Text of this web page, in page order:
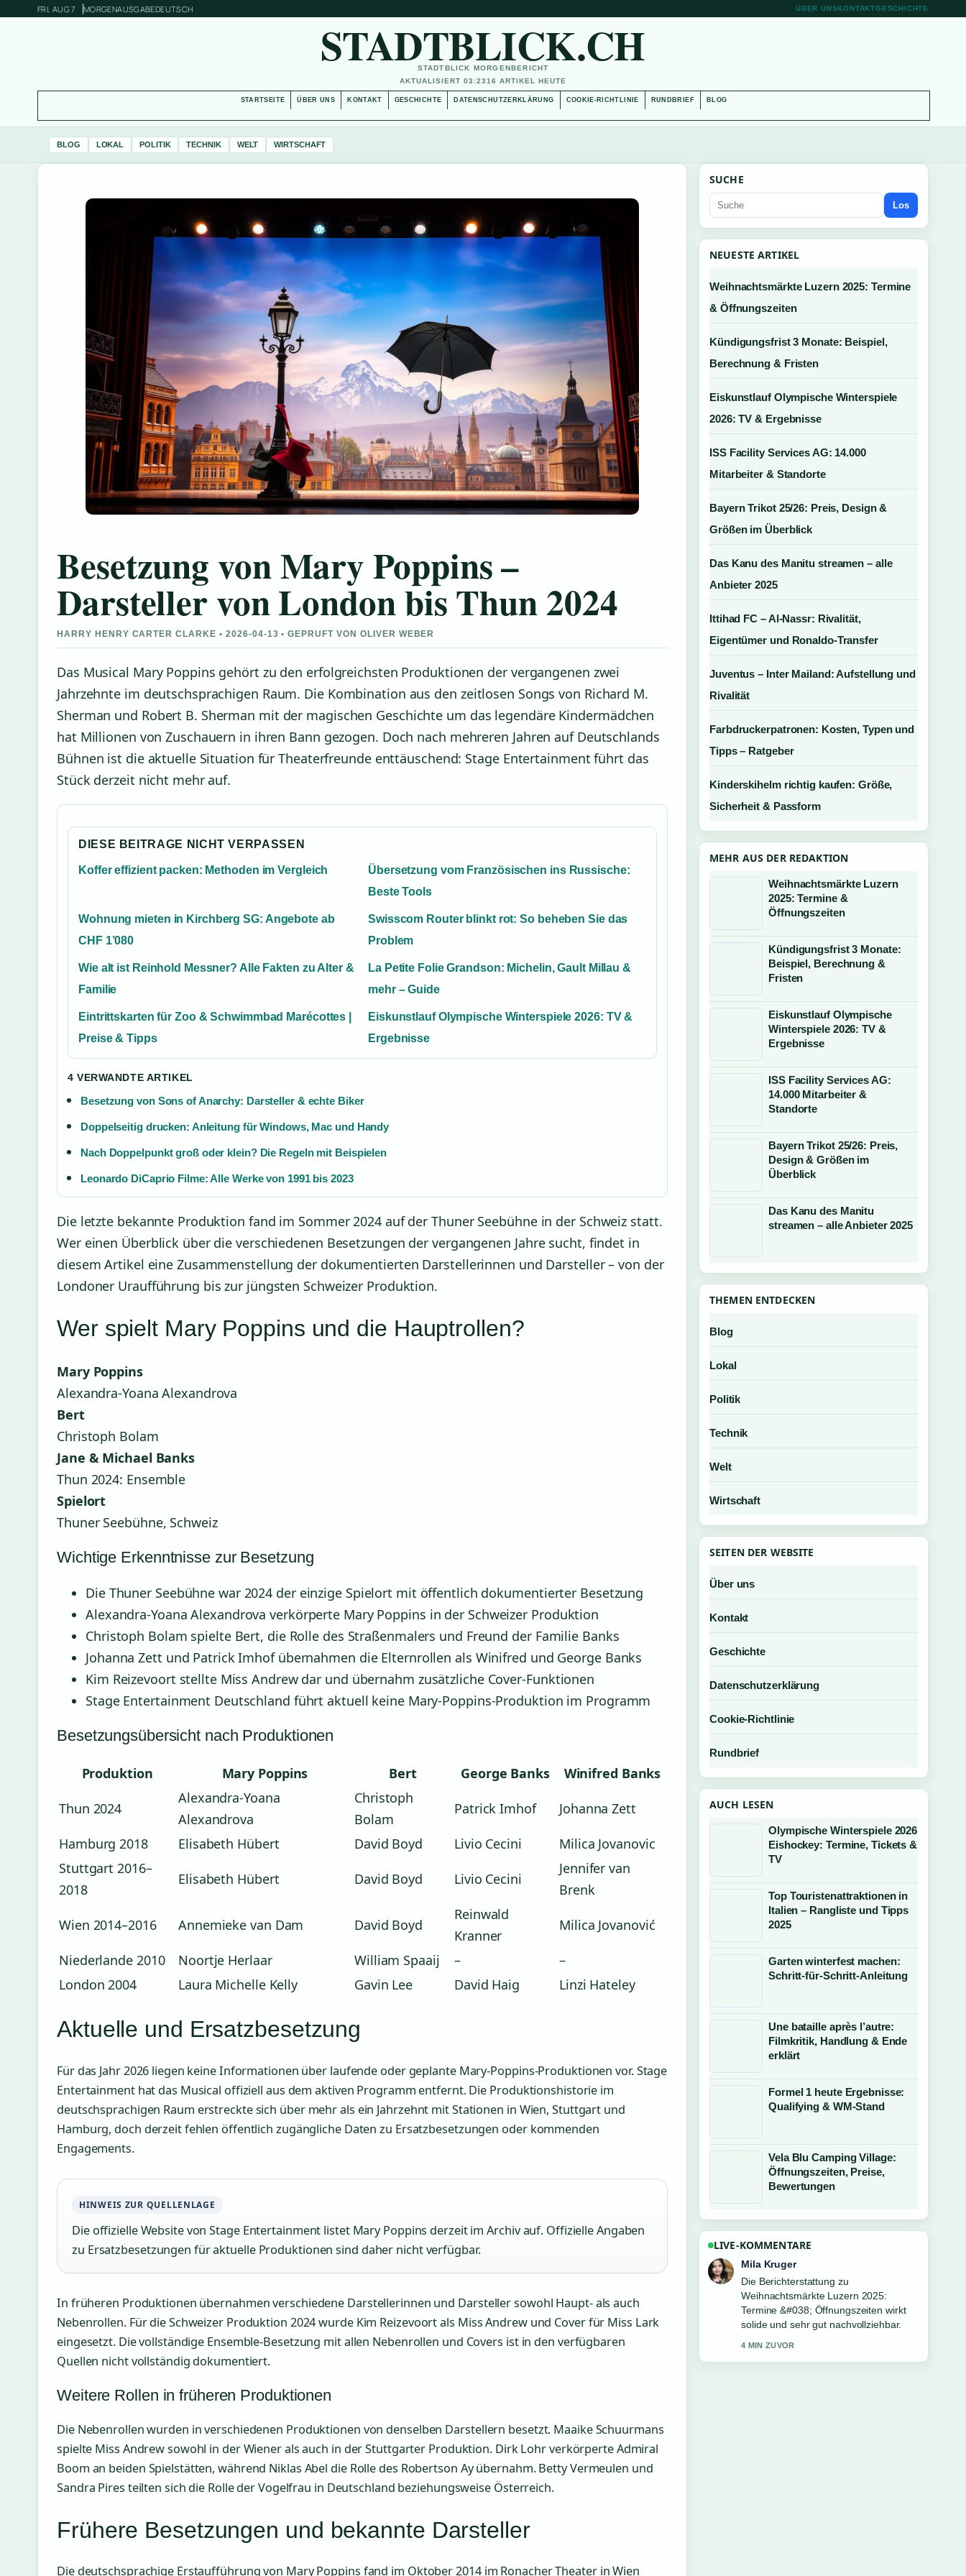
FRI, AUG 7 MORGENAUSGABEDEUTSCH ÜBER UNSKONTAKTGESCHICHTE
STADTBLICK.CH
STADTBLICK MORGENBERICHT
AKTUALISIERT 03:2316 ARTIKEL HEUTE
STARTSEITE ÜBER UNS KONTAKT GESCHICHTE DATENSCHUTZERKLÄRUNG COOKIE-RICHTLINIE RUNDBRIEF BLOG
BLOG LOKAL POLITIK TECHNIK WELT WIRTSCHAFT
Besetzung von Mary Poppins –
Darsteller von London bis Thun 2024
HARRY HENRY CARTER CLARKE • 2026-04-13 • GEPRUFT VON OLIVER WEBER
Das Musical Mary Poppins gehört zu den erfolgreichsten Produktionen der vergangenen zwei
Jahrzehnte im deutschsprachigen Raum. Die Kombination aus den zeitlosen Songs von Richard M.
Sherman und Robert B. Sherman mit der magischen Geschichte um das legendäre Kindermädchen
hat Millionen von Zuschauern in ihren Bann gezogen. Doch nach mehreren Jahren auf Deutschlands
Bühnen ist die aktuelle Situation für Theaterfreunde enttäuschend: Stage Entertainment führt das
Stück derzeit nicht mehr auf.
DIESE BEITRAGE NICHT VERPASSEN
Koffer effizient packen: Methoden im Vergleich
Übersetzung vom Französischen ins Russische:
Beste Tools
Wohnung mieten in Kirchberg SG: Angebote ab
CHF 1’080
Swisscom Router blinkt rot: So beheben Sie das
Problem
Wie alt ist Reinhold Messner? Alle Fakten zu Alter &
Familie
La Petite Folie Grandson: Michelin, Gault Millau &
mehr – Guide
Eintrittskarten für Zoo & Schwimmbad Marécottes |
Preise & Tipps
Eiskunstlauf Olympische Winterspiele 2026: TV &
Ergebnisse
4 VERWANDTE ARTIKEL
Besetzung von Sons of Anarchy: Darsteller & echte Biker
Doppelseitig drucken: Anleitung für Windows, Mac und Handy
Nach Doppelpunkt groß oder klein? Die Regeln mit Beispielen
Leonardo DiCaprio Filme: Alle Werke von 1991 bis 2023
Die letzte bekannte Produktion fand im Sommer 2024 auf der Thuner Seebühne in der Schweiz statt.
Wer einen Überblick über die verschiedenen Besetzungen der vergangenen Jahre sucht, findet in
diesem Artikel eine Zusammenstellung der dokumentierten Darstellerinnen und Darsteller – von der
Londoner Uraufführung bis zur jüngsten Schweizer Produktion.
Wer spielt Mary Poppins und die Hauptrollen?
Mary Poppins
Alexandra-Yoana Alexandrova
Bert
Christoph Bolam
Jane & Michael Banks
Thun 2024: Ensemble
Spielort
Thuner Seebühne, Schweiz
Wichtige Erkenntnisse zur Besetzung
Die Thuner Seebühne war 2024 der einzige Spielort mit öffentlich dokumentierter Besetzung
Alexandra-Yoana Alexandrova verkörperte Mary Poppins in der Schweizer Produktion
Christoph Bolam spielte Bert, die Rolle des Straßenmalers und Freund der Familie Banks
Johanna Zett und Patrick Imhof übernahmen die Elternrollen als Winifred und George Banks
Kim Reizevoort stellte Miss Andrew dar und übernahm zusätzliche Cover-Funktionen
Stage Entertainment Deutschland führt aktuell keine Mary-Poppins-Produktion im Programm
Besetzungsübersicht nach Produktionen
Produktion Mary Poppins Bert George Banks Winifred Banks
Thun 2024
Alexandra-Yoana
Alexandrova
Christoph
Bolam
Patrick Imhof Johanna Zett
Hamburg 2018 Elisabeth Hübert David Boyd Livio Cecini
Milica Jovanovic
Stuttgart 2016–
2018
Elisabeth Hübert David Boyd Livio Cecini
Jennifer van
Brenk
Wien 2014–2016 Annemieke van Dam David Boyd
Reinwald
Kranner
Milica Jovanović
Niederlande 2010 Noortje Herlaar William Spaaij –
–
London 2004
Laura Michelle Kelly Gavin Lee David Haig Linzi Hateley
Aktuelle und Ersatzbesetzung
Für das Jahr 2026 liegen keine Informationen über laufende oder geplante Mary-Poppins-Produktionen vor. Stage
Entertainment hat das Musical offiziell aus dem aktiven Programm entfernt. Die Produktionshistorie im
deutschsprachigen Raum erstreckte sich über mehr als ein Jahrzehnt mit Stationen in Wien, Stuttgart und
Hamburg, doch derzeit fehlen öffentlich zugängliche Daten zu Ersatzbesetzungen oder kommenden
Engagements.
HINWEIS ZUR QUELLENLAGE
Die offizielle Website von Stage Entertainment listet Mary Poppins derzeit im Archiv auf. Offizielle Angaben
zu Ersatzbesetzungen für aktuelle Produktionen sind daher nicht verfügbar.
In früheren Produktionen übernahmen verschiedene Darstellerinnen und Darsteller sowohl Haupt- als auch
Nebenrollen. Für die Schweizer Produktion 2024 wurde Kim Reizevoort als Miss Andrew und Cover für Miss Lark
eingesetzt. Die vollständige Ensemble-Besetzung mit allen Nebenrollen und Covers ist in den verfügbaren
Quellen nicht vollständig dokumentiert.
Weitere Rollen in früheren Produktionen
Die Nebenrollen wurden in verschiedenen Produktionen von denselben Darstellern besetzt. Maaike Schuurmans
spielte Miss Andrew sowohl in der Wiener als auch in der Stuttgarter Produktion. Dirk Lohr verkörperte Admiral
Boom an beiden Spielstätten, während Niklas Abel die Rolle des Robertson Ay übernahm. Betty Vermeulen und
Sandra Pires teilten sich die Rolle der Vogelfrau in Deutschland beziehungsweise Österreich.
Frühere Besetzungen und bekannte Darsteller
Die deutschsprachige Erstaufführung von Mary Poppins fand im Oktober 2014 im Ronacher Theater in Wien
SUCHE
Los
NEUESTE ARTIKEL
Weihnachtsmärkte Luzern 2025: Termine
& Öffnungszeiten
Kündigungsfrist 3 Monate: Beispiel,
Berechnung & Fristen
Eiskunstlauf Olympische Winterspiele
2026: TV & Ergebnisse
ISS Facility Services AG: 14.000
Mitarbeiter & Standorte
Bayern Trikot 25/26: Preis, Design &
Größen im Überblick
Das Kanu des Manitu streamen – alle
Anbieter 2025
Ittihad FC – Al-Nassr: Rivalität,
Eigentümer und Ronaldo-Transfer
Juventus – Inter Mailand: Aufstellung und
Rivalität
Farbdruckerpatronen: Kosten, Typen und
Tipps – Ratgeber
Kinderskihelm richtig kaufen: Größe,
Sicherheit & Passform
MEHR AUS DER REDAKTION
Weihnachtsmärkte Luzern
2025: Termine &
Öffnungszeiten
Kündigungsfrist 3 Monate:
Beispiel, Berechnung &
Fristen
Eiskunstlauf Olympische
Winterspiele 2026: TV &
Ergebnisse
ISS Facility Services AG:
14.000 Mitarbeiter &
Standorte
Bayern Trikot 25/26: Preis,
Design & Größen im
Überblick
Das Kanu des Manitu
streamen – alle Anbieter 2025
THEMEN ENTDECKEN
Blog
Lokal
Politik
Technik
Welt
Wirtschaft
SEITEN DER WEBSITE
Über uns
Kontakt
Geschichte
Datenschutzerklärung
Cookie-Richtlinie
Rundbrief
AUCH LESEN
Olympische Winterspiele 2026
Eishockey: Termine, Tickets &
TV
Top Touristenattraktionen in
Italien – Rangliste und Tipps
2025
Garten winterfest machen:
Schritt-für-Schritt-Anleitung
Une bataille après l’autre:
Filmkritik, Handlung & Ende
erklärt
Formel 1 heute Ergebnisse:
Qualifying & WM-Stand
Vela Blu Camping Village:
Öffnungszeiten, Preise,
Bewertungen
LIVE-KOMMENTARE
Jonas Wagner
Gute Verifikationsarbeit zu
Kündigungsfrist 3 Monate: Beispiel,
Berechnung &#038; Fristen. Mehr
Medien sollten so schreiben.
6 MIN ZUVOR